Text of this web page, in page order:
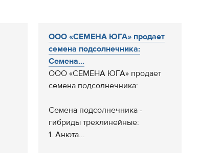
ООО «СЕМЕНА ЮГА» продает
семена подсолнечника:
Семена...
ООО «СЕМЕНА ЮГА» продает
семена подсолнечника:
Семена подсолнечника -
гибриды трехлинейные:
1. Анюта...